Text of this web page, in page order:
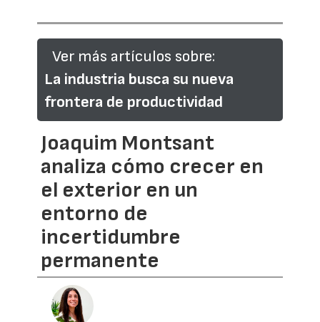
Ver más artículos sobre:
La industria busca su nueva
frontera de productividad
Joaquim Montsant
analiza cómo crecer en
el exterior en un
entorno de
incertidumbre
permanente